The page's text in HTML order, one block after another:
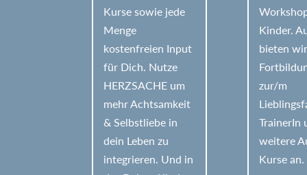
Kurse sowie jede
Menge
kostenfreien Input
für Dich. Nutze
HERZSACHE um
mehr Achtsamkeit
& Selbstliebe in
dein Leben zu
integrieren. Und in
Kinder.
bieten wir
zur/m
TrainerIn
weitere
Kurse an.